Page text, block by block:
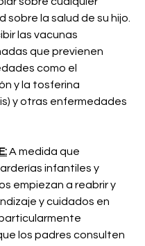
sobre la salud de su hijo.
las vacunas
que previenen
como el
y la tosferina
y otras enfermedades
A medida que
infantiles y
empiezan a reabrir y
y cuidados en
los padres consulten